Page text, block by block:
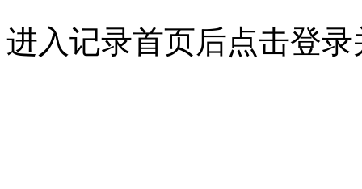
进入记录首页后点击登录